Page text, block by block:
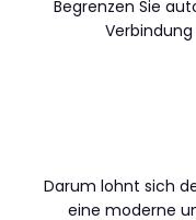
Begrenzen Sie
Darum lohnt sich
eine moderne